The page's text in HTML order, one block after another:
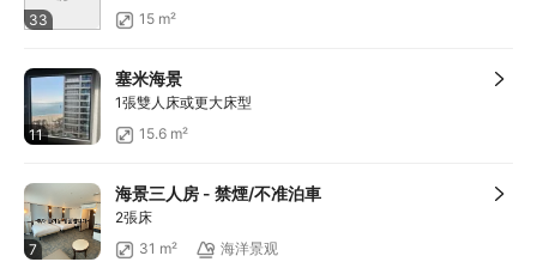
33
15 m²
11
塞米海景
1張雙人床或更大床型
15.6 m²
7
海景三人房 - 禁煙/不准泊車
2張床
31 m²
海洋景观